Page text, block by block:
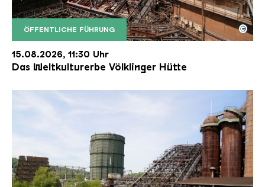
ÖFFENTLICHE FÜHRUNG
Der Erzschrägaufzug der Völklinger Hütte mit
Copyright: Weltkulturerbe Völklinger Hütte | Karl
©
15.08.2026, 11:30 Uhr
Das Weltkulturerbe Völklinger Hütte